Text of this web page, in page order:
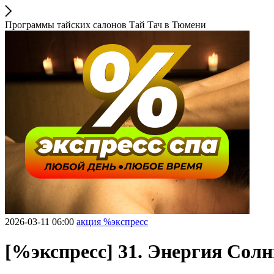
Программы тайских салонов Тай Тач в Тюмени
2026-03-11 06:00 акция %экспресс
[%экспресс] 31. Энергия